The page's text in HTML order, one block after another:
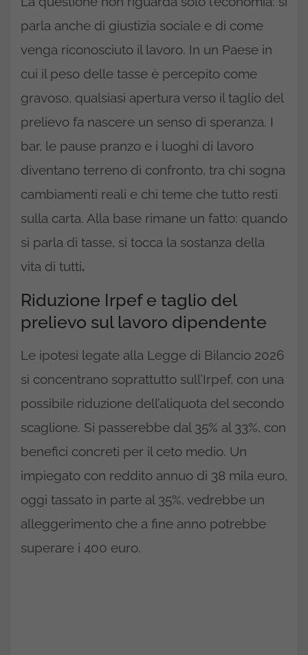
parla anche di giustizia sociale e di come
venga riconosciuto il lavoro. In un Paese in
cui il peso delle tasse è percepito come
gravoso, qualsiasi apertura verso il taglio del
prelievo fa nascere un senso di speranza. I
bar, le pause pranzo e i luoghi di lavoro
diventano terreno di confronto, tra chi sogna
cambiamenti reali e chi teme che tutto resti
sulla carta. Alla base rimane un fatto: quando
si parla di tasse, si tocca la sostanza della
vita di tutti.
Riduzione Irpef e taglio del
prelievo sul lavoro dipendente
Le ipotesi legate alla Legge di Bilancio 2026
si concentrano soprattutto sull’Irpef, con una
possibile riduzione dell’aliquota del secondo
scaglione. Si passerebbe dal 35% al 33%, con
benefici concreti per il ceto medio. Un
impiegato con reddito annuo di 38 mila euro,
oggi tassato in parte al 35%, vedrebbe un
alleggerimento che a fine anno potrebbe
superare i 400 euro.